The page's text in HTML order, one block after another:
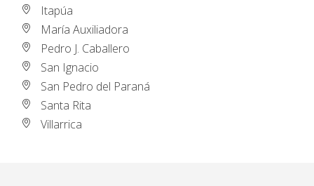
Itapúa
María Auxiliadora
Pedro J. Caballero
San Ignacio
San Pedro del Paraná
Santa Rita
Villarrica